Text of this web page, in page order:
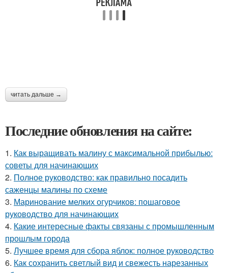
читать дальше →
Последние обновления на сайте:
1. Как выращивать малину с максимальной прибылью:
советы для начинающих
2. Полное руководство: как правильно посадить
саженцы малины по схеме
3. Маринование мелких огурчиков: пошаговое
руководство для начинающих
4. Какие интересные факты связаны с промышленным
прошлым города
5. Лучшее время для сбора яблок: полное руководство
6. Как сохранить светлый вид и свежесть нарезанных